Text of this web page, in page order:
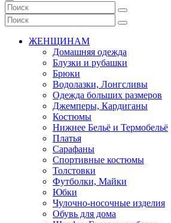
ЖЕНЩИНАМ
Домашняя одежда
Блузки и рубашки
Брюки
Водолазки, Лонгсливы
Одежда больших размеров
Джемперы, Кардиганы
Костюмы
Нижнее Бельё и Термобельё
Платья
Сарафаны
Спортивные костюмы
Толстовки
Футболки, Майки
Юбки
Чулочно-носочные изделия
Обувь для дома